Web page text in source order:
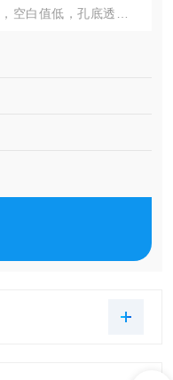
空白值低，孔底透明度
品质量的稳定性。